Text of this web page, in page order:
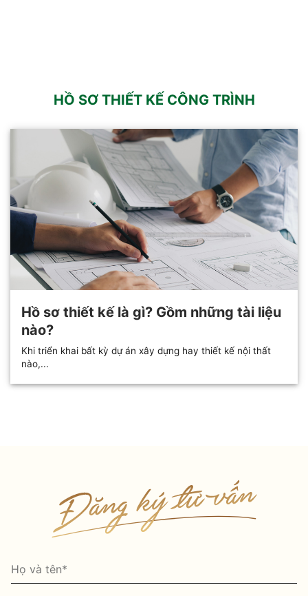
HỒ SƠ THIẾT KẾ CÔNG TRÌNH
Hồ sơ thiết kế là gì? Gồm những tài liệu
nào?
Khi triển khai bất kỳ dự án xây dựng hay thiết kế nội thất
nào,...